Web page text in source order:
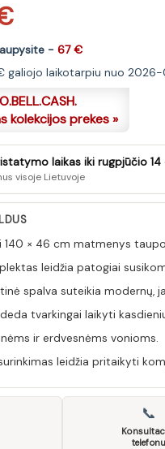
- 67 €
galiojo laikotarpiu nuo
kolekcijos prekes »
laikas iki rugpjūčio 14
visoje Lietuvoje
140 × 46 cm matmenys
leidžia patogiai
spalva suteikia modernų,
tvarkingai laikyti
ir erdvesnėms vonioms.
leidžia pritaikyti
📞
telefonu